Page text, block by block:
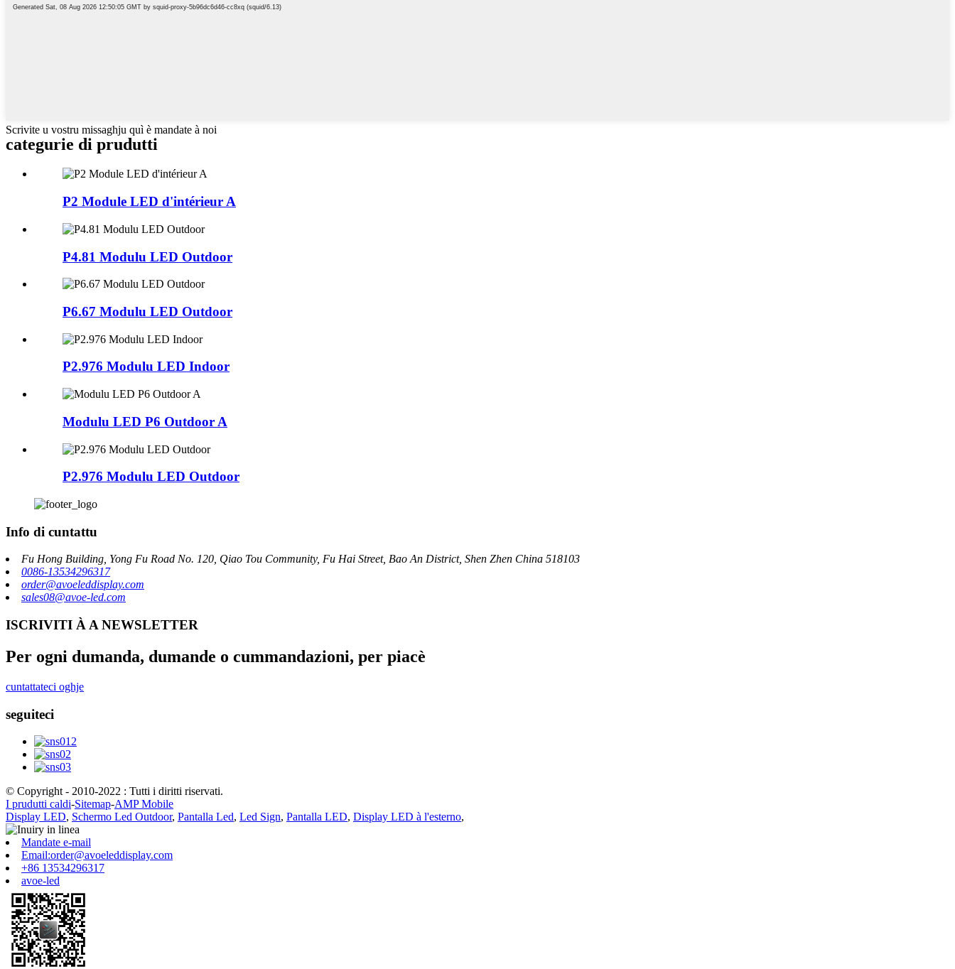
Scrivite u vostru missaghju quì è mandate à noi
categurie di prudutti
P2 Module LED d'intérieur A
P4.81 Modulu LED Outdoor
P6.67 Modulu LED Outdoor
P2.976 Modulu LED Indoor
Modulu LED P6 Outdoor A
P2.976 Modulu LED Outdoor
Info di cuntattu
Fu Hong Building, Yong Fu Road No. 120, Qiao Tou Community, Fu Hai Street, Bao An District, Shen Zhen China 518103
0086-13534296317
order@avoeleddisplay.com
sales08@avoe-led.com
ISCRIVITI À A NEWSLETTER
Per ogni dumanda, dumande o cummandazioni, per piacè
cuntattateci oghje
seguiteci
© Copyright - 2010-2022 : Tutti i diritti riservati.
I prudutti caldi-Sitemap-AMP Mobile
Display LED, Schermo Led Outdoor, Pantalla Led, Led Sign, Pantalla LED, Display LED à l'esterno,
Mandate e-mail
Email:order@avoeleddisplay.com
+86 13534296317
avoe-led